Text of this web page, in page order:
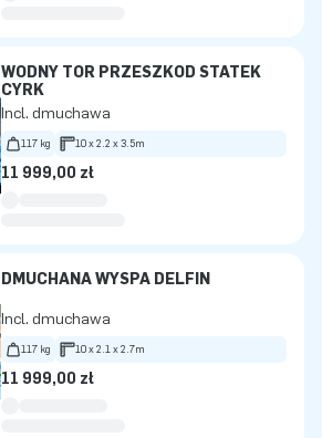
WODNY TOR PRZESZKÓD STATEK
CYRK
Incl. dmuchawa
117 kg 10 x 2.2 x 3.5m
11 999,00 zł
DMUCHANA WYSPA DELFIN
Incl. dmuchawa
117 kg 10 x 2.1 x 2.7m
11 999,00 zł